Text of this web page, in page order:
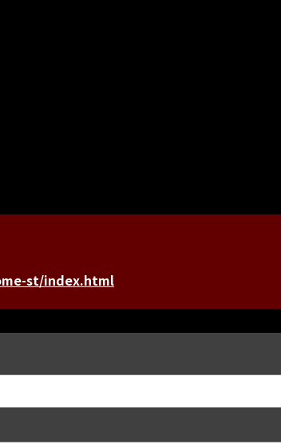
st/index.html